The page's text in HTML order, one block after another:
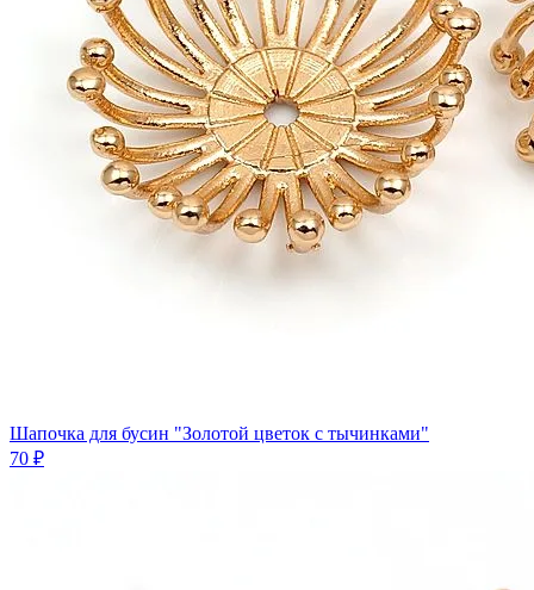
Шапочка для бусин "Золотой цветок с тычинками"
70 ₽